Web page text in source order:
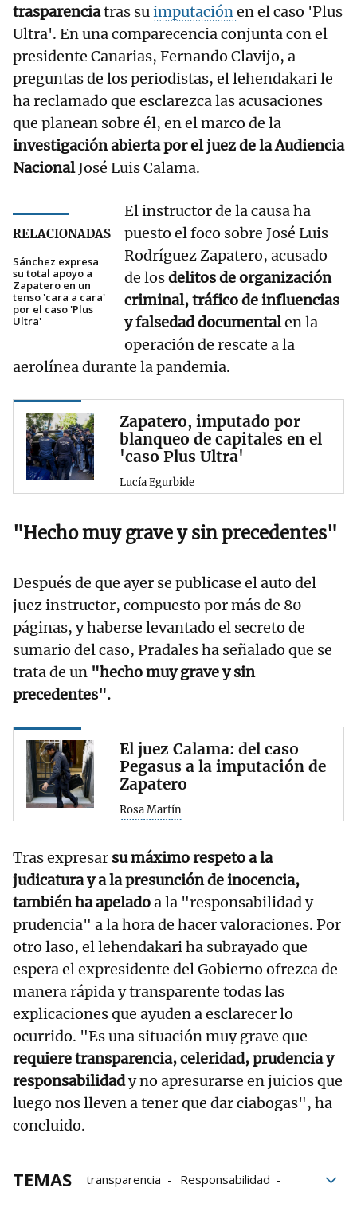
trasparenciatras suimputaciónen el caso 'Plus
Ultra'. En una comparecencia conjunta con el
presidente Canarias, Fernando Clavijo, a
preguntas de los periodistas, el lehendakari le
ha reclamado que esclarezca las acusaciones
que planean sobre él, en el marco de la
investigación abierta por el juez de la Audiencia
NacionalJosé Luis Calama.
RELACIONADAS
Sánchez expresa
su total apoyo a
Zapatero en un
tenso 'cara a cara'
por el caso 'Plus
Ultra'
El instructor de la causa ha
puesto el foco sobre José Luis
Rodríguez Zapatero, acusado
de losdelitos de organización
criminal, tráfico de influencias
y falsedad documentalen la
operación de rescate a la
aerolínea durante la pandemia.
Zapatero, imputado por
blanqueo de capitales en el
'caso Plus Ultra'
Lucía Egurbide
"Hecho muy grave y sin precedentes"
Después de que ayer se publicase el auto del
juez instructor, compuesto por más de 80
páginas, y haberse levantado el secreto de
sumario del caso, Pradales ha señalado que se
trata de un "hecho muy grave y sin
precedentes".
El juez Calama: del caso
Pegasus a la imputación de
Zapatero
Rosa Martín
Tras expresar su máximo respeto a la
judicatura y a la presunción de inocencia,
también ha apeladoa la "responsabilidad y
prudencia" a la hora de hacer valoraciones. Por
otro laso, el lehendakari ha subrayado que
espera el expresidente del Gobierno ofrezca de
manera rápida y transparente todas las
explicaciones que ayuden a esclarecer lo
ocurrido. "Es una situación muy grave que
requiere transparencia, celeridad, prudencia y
responsabilidady no apresurarse en juicios que
luego nos lleven a tener que dar ciabogas", ha
concluido.
TEMAS transparencia
Responsabilidad